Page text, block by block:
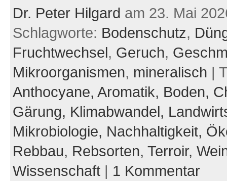
Dr. Peter Hilgard am 23. Mai
Schlagworte: Bodenschutz,
Fruchtwechsel, Geruch,
Mikroorganismen, mineralisch |
Anthocyane, Aromatik, Boden,
Gärung, Klimabwandel,
Mikrobiologie, Nachhaltigkeit,
Rebbau, Rebsorten, Terroir,
Wissenschaft| 1 Kommentar